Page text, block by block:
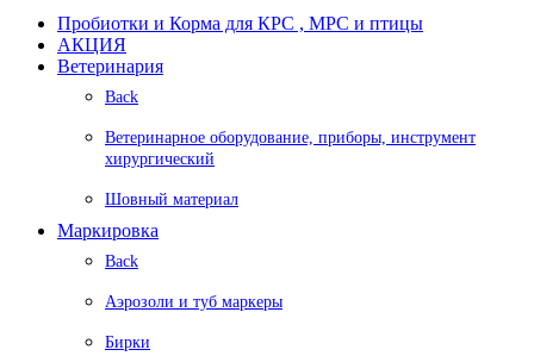
Пробиотки и Корма для КРС , МРС и птицы
АКЦИЯ
Ветеринария
Back
Ветеринарное оборудование, приборы, инструмент
хирургический
Шовный материал
Маркировка
Back
Аэрозоли и туб маркеры
Бирки